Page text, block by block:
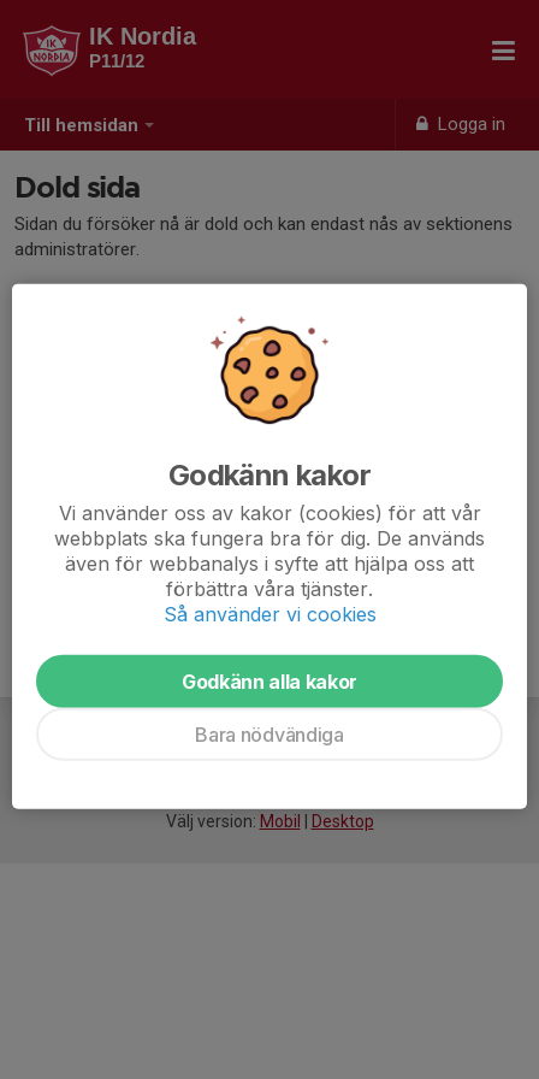
Till hemsidan Logga in
IK Nordia
P11/12
Dold sida
Sidan du försöker nå är dold och kan endast nås av sektionens
administratörer.
Välj version: Mobil Desktop
Godkänn kakor
Vi använder oss av kakor (cookies) för att vår
webbplats ska fungera bra för dig. De används
även för webbanalys i syfte att hjälpa oss att
förbättra våra tjänster.
Så använder vi cookies
Godkänn alla kakor
Bara nödvändiga